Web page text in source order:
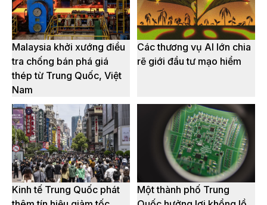
Malaysia khởi xướng điều
tra chống bán phá giá
thép từ Trung Quốc, Việt
Nam
Các thương vụ AI lớn chia
rẽ giới đầu tư mạo hiểm
Kinh tế Trung Quốc phát
Một thành phố Trung